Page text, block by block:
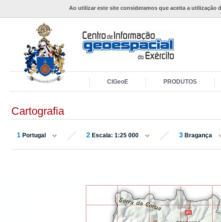
Ao utilizar este site consideramos que aceita a utilização
CIGeoE PRODUTOS
Cartografia
1 Portugal 2 Escala: 1:25 000 3 Bragança